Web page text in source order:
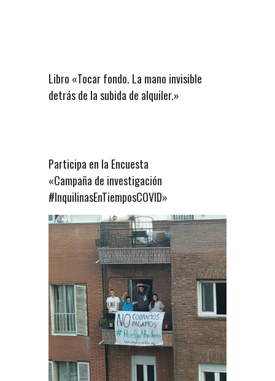
Libro «Tocar fondo. La mano invisible
detrás de la subida de alquiler.»
Participa en la Encuesta
«Campaña de investigación
#InquilinasEnTiemposCOVID»